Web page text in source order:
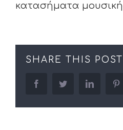
κατασήματα
SHARE THIS POST
facebooktwitter linkedin